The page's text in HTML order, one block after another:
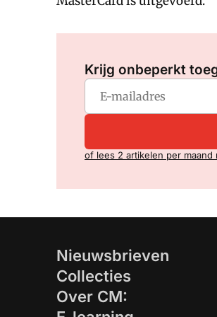
Krijg onbeperkt
of lees 2 artikelen per maand
Nieuwsbrieven
Collecties
Over CM: